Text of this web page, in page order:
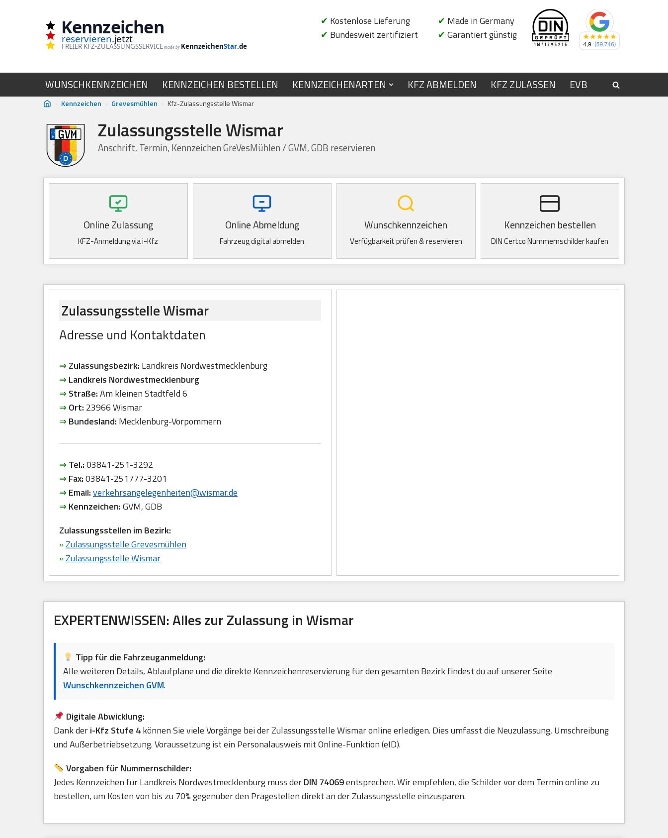
Kennzeichen
reservieren.jetzt
FREIER KFZ-ZULASSUNGSSERVICE made by KennzeichenStar.de
✔ Kostenlose Lieferung
✔ Bundesweit zertifiziert
✔ Made in Germany
✔ Garantiert günstig
WUNSCHKENNZEICHEN KENNZEICHEN BESTELLEN KENNZEICHENARTEN KFZ ABMELDEN KFZ ZULASSEN EVB
› Kennzeichen › Grevesmühlen › Kfz-Zulassungsstelle Wismar
Zulassungsstelle Wismar
Anschrift, Termin, Kennzeichen GreVesMühlen / GVM, GDB reservieren
Online Zulassung
KFZ-Anmeldung via i-Kfz
Online Abmeldung
Fahrzeug digital abmelden
Wunschkennzeichen
Verfügbarkeit prüfen & reservieren
Kennzeichen bestellen
DIN Certco Nummernschilder kaufen
Zulassungsstelle Wismar
Adresse und Kontaktdaten
⇒Zulassungsbezirk: Landkreis Nordwestmecklenburg
⇒Landkreis Nordwestmecklenburg
⇒Straße:Am kleinen Stadtfeld 6
⇒Ort: 23966 Wismar
⇒Bundesland: Mecklenburg-Vorpommern
⇒Tel.:03841-251-3292
⇒Fax:03841-251777-3201
⇒Email:verkehrsangelegenheiten@wismar.de
⇒Kennzeichen:GVM, GDB
Zulassungsstellen im Bezirk:
»Zulassungsstelle Grevesmühlen
»Zulassungsstelle Wismar
EXPERTENWISSEN: Alles zur Zulassung in Wismar
Tipp für die Fahrzeuganmeldung:
Alle weiteren Details, Ablaufpläne und die direkte Kennzeichenreservierung für den gesamten Bezirk findest du auf unserer Seite
Wunschkennzeichen GVM.
Digitale Abwicklung:
Dank deri-Kfz Stufe 4können Sie viele Vorgänge bei der Zulassungsstelle Wismar online erledigen. Dies umfasst die Neuzulassung, Umschreibung
und Außerbetriebsetzung. Voraussetzung ist ein Personalausweis mit Online-Funktion (eID).
Vorgaben für Nummernschilder:
Jedes Kennzeichen für Landkreis Nordwestmecklenburg muss derDIN 74069entsprechen. Wir empfehlen, die Schilder vor dem Termin online zu
bestellen, um Kosten von bis zu 70% gegenüber den Prägestellen direkt an der Zulassungsstelle einzusparen.